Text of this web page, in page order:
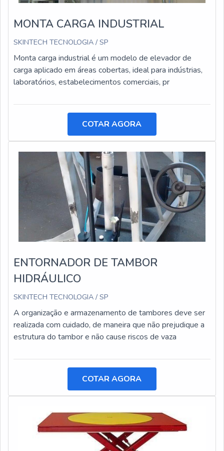
MONTA CARGA INDUSTRIAL
SKINTECH TECNOLOGIA / SP
Monta carga industrial é um modelo de elevador de
carga aplicado em áreas cobertas, ideal para indústrias,
laboratórios, estabelecimentos comerciais, pr
COTAR AGORA
ENTORNADOR DE TAMBOR
HIDRÁULICO
SKINTECH TECNOLOGIA / SP
A organização e armazenamento de tambores deve ser
realizada com cuidado, de maneira que não prejudique a
estrutura do tambor e não cause riscos de vaza
COTAR AGORA